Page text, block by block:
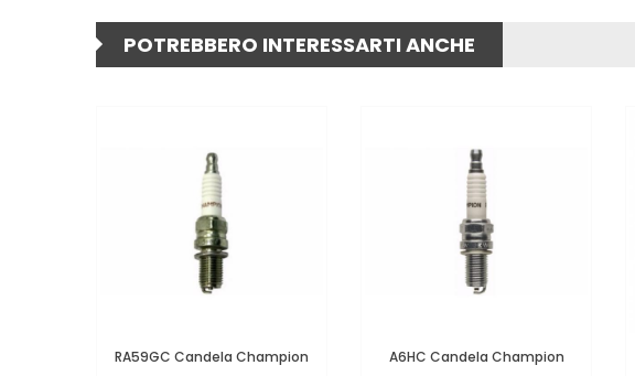
POTREBBERO INTERESSARTI ANCHE
RA59GC Candela Champion A6HC Candela Champion